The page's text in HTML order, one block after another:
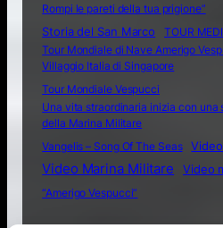
Rompi le pareti della tua prigione”
Storia del San Marco
TOUR
Tour Mondiale di Nave Amerigo
Villaggio Italia di Singapore
Tour Mondiale Vespucci
Una vita straordinaria inizia con
della Marina Militare
Vangelis – Song Of The Seas
Video Marina Militare Video
“Amerigo Vespucci”